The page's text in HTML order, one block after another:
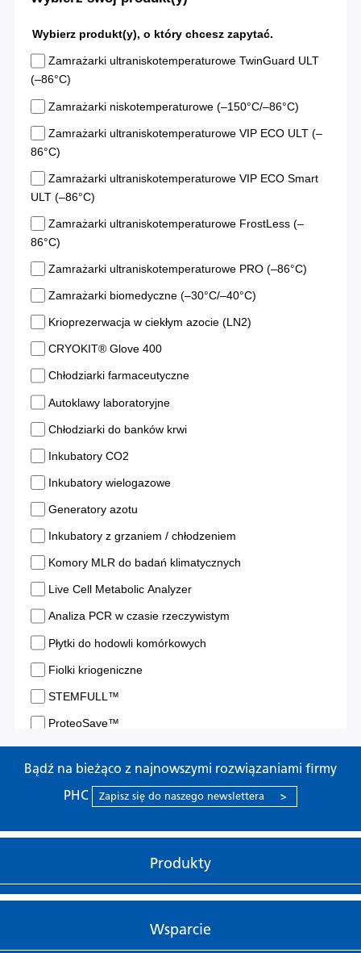
Bądź na bieżąco z najnowszymi rozwiązaniami firmy
PHC
Zapisz się do naszego newslettera >
Produkty
Wsparcie